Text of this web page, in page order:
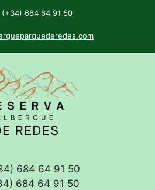
(+34) 684 64 91 50
684 64 91 50
684 64 91 50